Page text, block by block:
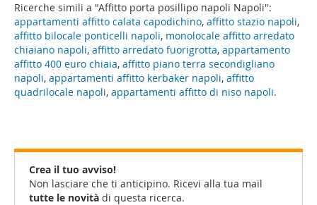
Ricerche simili a "Affitto porta posillipo napoli Napoli":
appartamenti affitto calata capodichino, affitto stazio napoli,
affitto bilocale ponticelli napoli, monolocale affitto arredato
chiaiano napoli, affitto arredato fuorigrotta, appartamento
affitto 400 euro chiaia, affitto piano terra secondigliano
napoli, appartamenti affitto kerbaker napoli, affitto
quadrilocale napoli, appartamenti affitto di niso napoli.
Crea il tuo avviso!
Non lasciare che ti anticipino. Ricevi alla tua mail
tutte le novità di questa ricerca.